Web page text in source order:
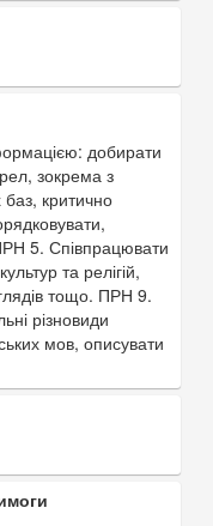
добирати
зокрема з
критично
5. Співпрацювати
та релігій,
тощо. ПРН 9.
різновиди
мов, описувати